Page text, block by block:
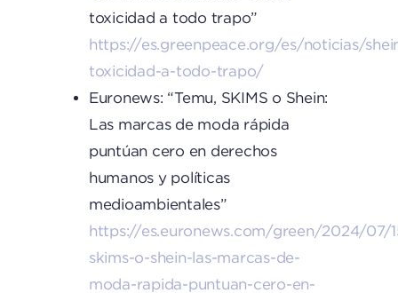
toxicidad a todo trapo”
https://es.greenpeace.org/es/noticias/
toxicidad-a-todo-trapo/
Euronews: “Temu, SKIMS o Shein:
Las marcas de moda rápida
puntúan cero en derechos
humanos y políticas
medioambientales”
https://es.euronews.com/green/2024/07/
skims-o-shein-las-marcas-de-
moda-rapida-puntuan-cero-en-